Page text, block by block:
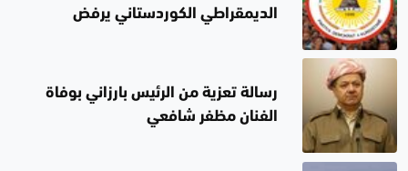
الديمقراطي الكوردستاني يرفض
رسالة تعزية من الرئيس بارزاني بوفاة
الفنان مظفر شافعي